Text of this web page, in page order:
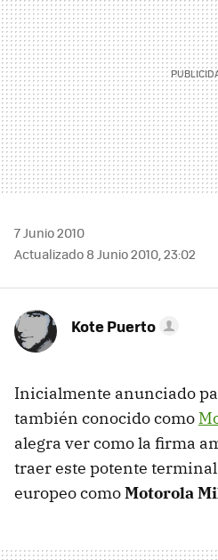
7 Junio 2010
Actualizado 8 Junio 2010, 23:02
Kote Puerto
Inicialmente anunciado
también conocido como
alegra ver como la firma
traer este potente
europeo comoMotorola